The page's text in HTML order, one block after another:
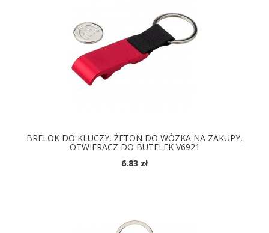
BRELOK DO KLUCZY, ŻETON DO WÓZKA NA ZAKUPY,
OTWIERACZ DO BUTELEK V6921
6.83 zł